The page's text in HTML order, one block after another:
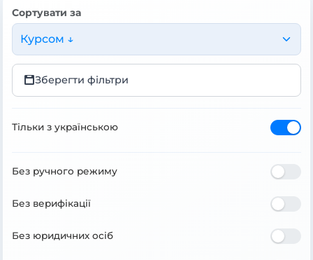
Сортувати за
Курсом ↓
Зберегти фільтри
Тільки з українською
Без ручного режиму
Без верифікації
Без юридичних осіб